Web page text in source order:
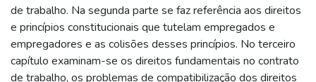
de trabalho. Na segunda parte se faz referência aos direitos
e princípios constitucionais que tutelam empregados e
empregadores e as colisões desses princípios. No terceiro
capítulo examinam-se os direitos fundamentais no contrato
de trabalho, os problemas de compatibilização dos direitos